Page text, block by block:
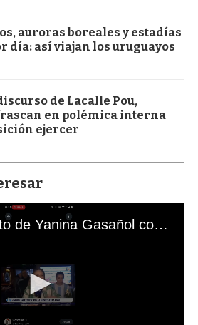
auroras boreales y estadías
día: así viajan los uruguayos
de Lacalle Pou,
en polémica interna
ejercer
El mal momento de Yanina Gasañol con un hincha argentino en "Subrayado"